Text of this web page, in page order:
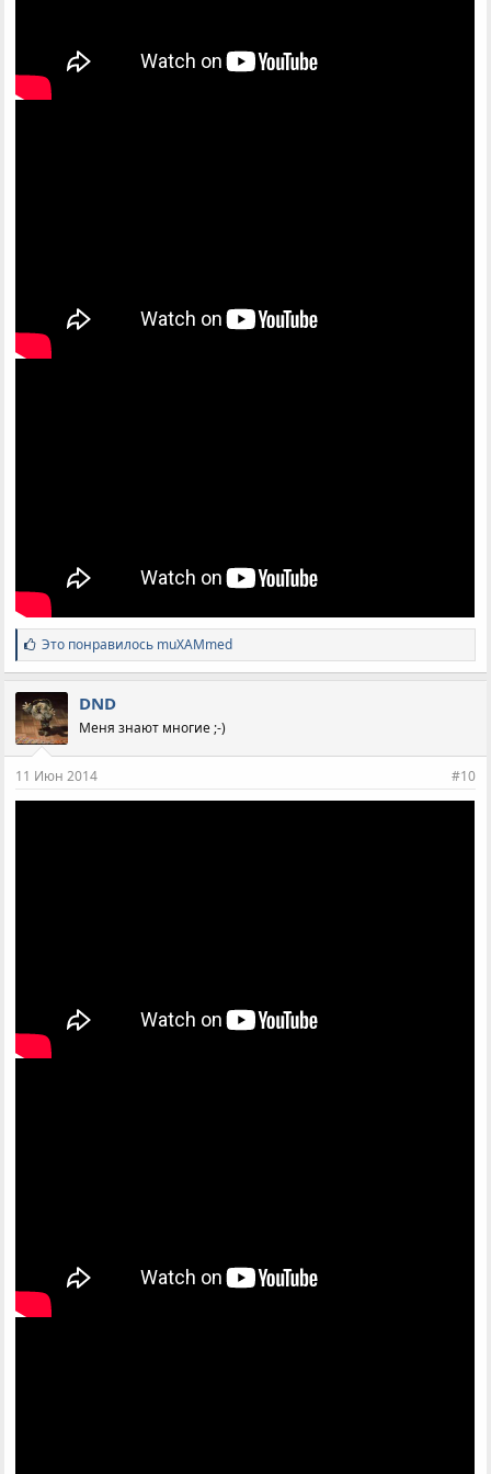
С
и
м
п
а
т
и
:
Это понравилось muXAMmed
DND
Меня знают многие ;-)
11 Июн 2014 #10